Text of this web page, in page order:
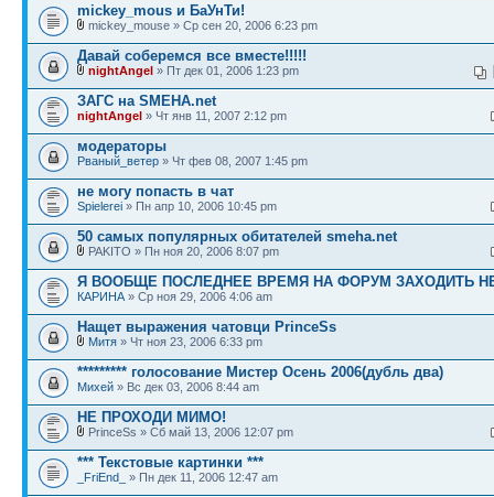
mickey_mous и БаУнТи!
mickey_mouse » Ср сен 20, 2006 6:23 pm
Давай соберемся все вместе!!!!!
nightAngel » Пт дек 01, 2006 1:23 pm
ЗАГС на SMEHA.net
nightAngel » Чт янв 11, 2007 2:12 pm
модераторы
Рваный_ветер » Чт фев 08, 2007 1:45 pm
не могу попасть в чат
Spielerei » Пн апр 10, 2006 10:45 pm
50 самых популярных обитателей smeha.net
PAKITO » Пн ноя 20, 2006 8:07 pm
Я ВООБЩЕ ПОСЛЕДНЕЕ ВРЕМЯ НА ФОРУМ ЗАХОДИТЬ
КАРИНА » Ср ноя 29, 2006 4:06 am
Нащет выражения чатовци PrinceSs
Митя » Чт ноя 23, 2006 6:33 pm
********* голосование Мистер Осень 2006(дубль два)
Михей » Вс дек 03, 2006 8:44 am
НЕ ПРОХОДИ МИМО!
PrinceSs » Сб май 13, 2006 12:07 pm
*** Текстовые картинки ***
_FriEnd_ » Пн дек 11, 2006 12:47 am